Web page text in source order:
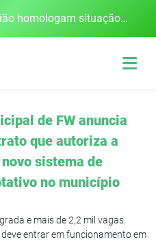
Governo Estadual e União homologam situação de emergência em Frederico Westphalen após vendaval
de FW anuncia
que autoriza a
sistema de
no município
e mais de 2,2 mil vagas.
entrar em funcionamento em